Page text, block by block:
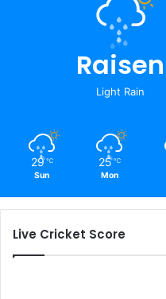
Raisen
Light Rain
29 ℃
Sun
25 ℃
Mon
Live Cricket Score